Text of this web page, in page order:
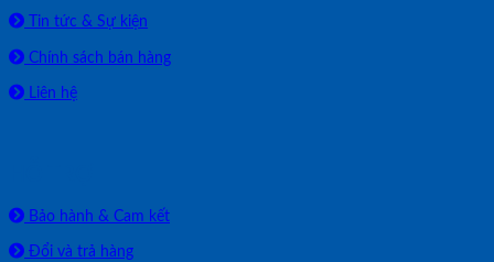
Tin tức & Sự kiện
Chính sách bán hàng
Liên hệ
Bảo hành & Cam kết
Đổi và trả hàng